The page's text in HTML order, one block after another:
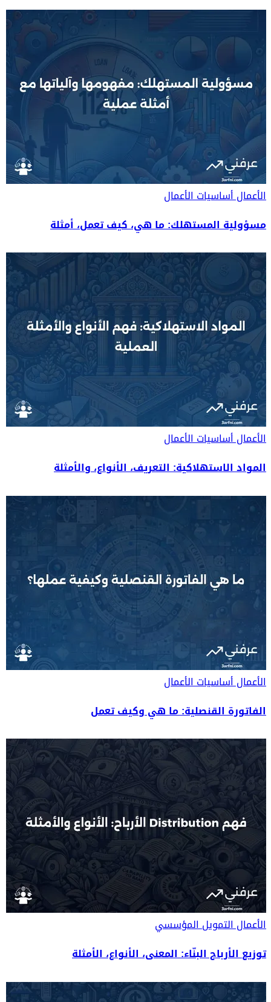
الأعمالأساسيات الأعمال
مسؤولية المستهلك: ما هي، كيف تعمل، أمثلة
الأعمالأساسيات الأعمال
المواد الاستهلاكية: التعريف، الأنواع، والأمثلة
الأعمالأساسيات الأعمال
الفاتورة القنصلية: ما هي وكيف تعمل
الأعمالالتمويل المؤسسي
توزيع الأرباح البنّاء: المعنى، الأنواع، الأمثلة